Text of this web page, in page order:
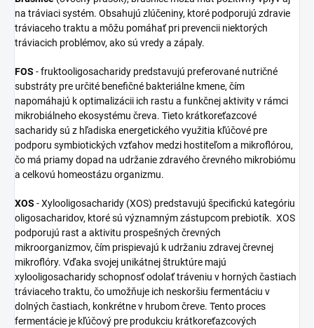
na tráviaci systém. Obsahujú zlúčeniny, ktoré podporujú zdravie
tráviaceho traktu a môžu pomáhať pri prevencii niektorých
tráviacich problémov, ako sú vredy a zápaly.
FOS - fruktooligosacharidy predstavujú preferované nutričné
substráty pre určité benefičné bakteriálne kmene, čím
napomáhajú k optimalizácii ich rastu a funkčnej aktivity v rámci
mikrobiálneho ekosystému čreva. Tieto krátkoreťazcové
sacharidy sú z hľadiska energetického využitia kľúčové pre
podporu symbiotických vzťahov medzi hostiteľom a mikroflórou,
čo má priamy dopad na udržanie zdravého črevného mikrobiómu
a celkovú homeostázu organizmu.
XOS - Xylooligosacharidy (XOS) predstavujú špecifickú kategóriu
oligosacharidov, ktoré sú významným zástupcom prebiotík. XOS
podporujú rast a aktivitu prospešných črevných
mikroorganizmov, čím prispievajú k udržaniu zdravej črevnej
mikroflóry. Vďaka svojej unikátnej štruktúre majú
xylooligosacharidy schopnosť odolať tráveniu v horných častiach
tráviaceho traktu, čo umožňuje ich neskoršiu fermentáciu v
dolných častiach, konkrétne v hrubom čreve. Tento proces
fermentácie je kľúčový pre produkciu krátkoreťazcových